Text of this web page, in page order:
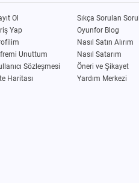
Ol
Yap
Unuttum
Sözleşmesi
Haritası
Sıkça Sorulan
Oyunfor Blog
Nasıl Satın Alırım
Nasıl Satarım
Öneri ve Şikayet
Yardım Merkezi